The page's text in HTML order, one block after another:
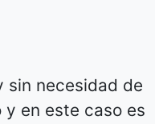
sin necesidad de
en este caso es